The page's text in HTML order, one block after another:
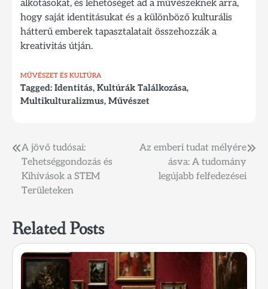
alkotásokat, és lehetőséget ad a művészeknek arra,
hogy saját identitásukat és a különböző kulturális
hátterű emberek tapasztalatait összehozzák a
kreativitás útján.
MŰVÉSZET ÉS KULTÚRA
Tagged: Identitás, Kultúrák Találkozása,
Multikulturalizmus, Művészet
Bejegyzés
navigáció
A jövő tudósai:
Tehetséggondozás és
Kihívások a STEM
Területeken
Az emberi tudat mélyére
ásva: A tudomány
legújabb felfedezései
Related Posts